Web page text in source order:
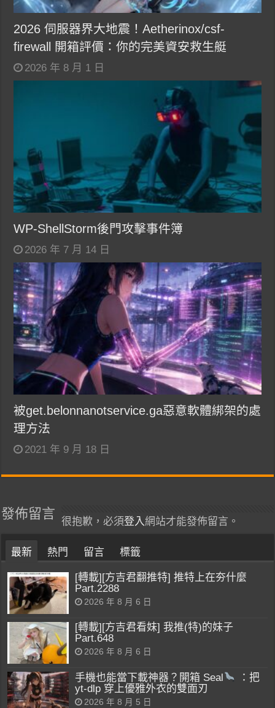
2026 伺服器界大地震！Aetherinox/csf-
firewall 開箱評價：你的完美資安救生艇
2026 年 8 月 1 日
WP-ShellStorm後門攻擊事件簿
2026 年 7 月 14 日
被get.belonnanotservice.ga惡意軟體綁架的處
理方法
2021 年 9 月 18 日
發佈留言
很抱歉，必須登入 網站才能發佈留言。
最新 熱門 留言 標籤
[轉載][方吉君翻推特] 推特上在夯什麼
Part.2288
2026 年 8 月 6 日
[轉載][方吉君看妹] 我推(特)的妹子
Part.648
2026 年 8 月 6 日
手機也能當下載神器？開箱 Seal
：把
yt-dlp 穿上優雅外衣的雙面刃
2026 年 8 月 5 日